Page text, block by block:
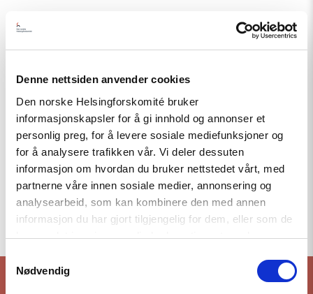
Denne nettsiden anvender cookies
Den norske Helsingforskomité bruker
informasjonskapsler for å gi innhold og annonser et
personlig preg, for å levere sosiale mediefunksjoner og
for å analysere trafikken vår. Vi deler dessuten
informasjon om hvordan du bruker nettstedet vårt, med
partnerne våre innen sosiale medier, annonsering og
analysearbeid, som kan kombinere den med annen
informasjon du har gjort tilgjengelig for dem, eller som de
har samlet inn gjennom din bruk av tjenestene deres.
Samtykkevalg
Nødvendig
Til toppen